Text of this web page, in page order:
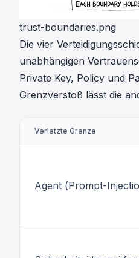
trust-boundaries.png
Die vier
unabhängigen
Private Key, Policy und
Grenzverstoß lässt die
Verletzte Grenze
Agent (Prompt-